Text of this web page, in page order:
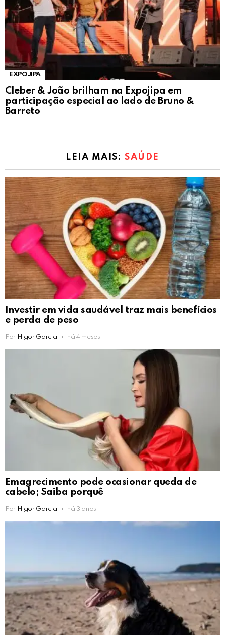
EXPOJIPA
Cleber & João brilham na Expojipa em
participação especial ao lado de Bruno &
Barreto
LEIA MAIS:SAÚDE
Investir em vida saudável traz mais benefícios
e perda de peso
Por Higor Garcia há 4 meses
Emagrecimento pode ocasionar queda de
cabelo; Saiba porquê
Por Higor Garcia há 3 anos